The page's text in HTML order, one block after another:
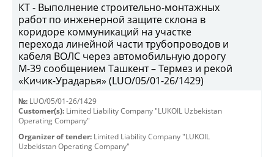
КТ - Выполнение строительно-монтажных
работ по инженерной защите склона в
коридоре коммуникаций на участке
перехода линейной части трубопроводов и
кабеля ВОЛС через автомобильную дорогу
М-39 сообщением Ташкент – Термез и рекой
«Кичик-Урадарья» (LUO/05/01-26/1429)
№: LUO/05/01-26/1429
Customer(s): Limited Liability Company "LUKOIL Uzbekistan
Operating Company"
Organizer of tender: Limited Liability Company "LUKOIL
Uzbekistan Operating Company"